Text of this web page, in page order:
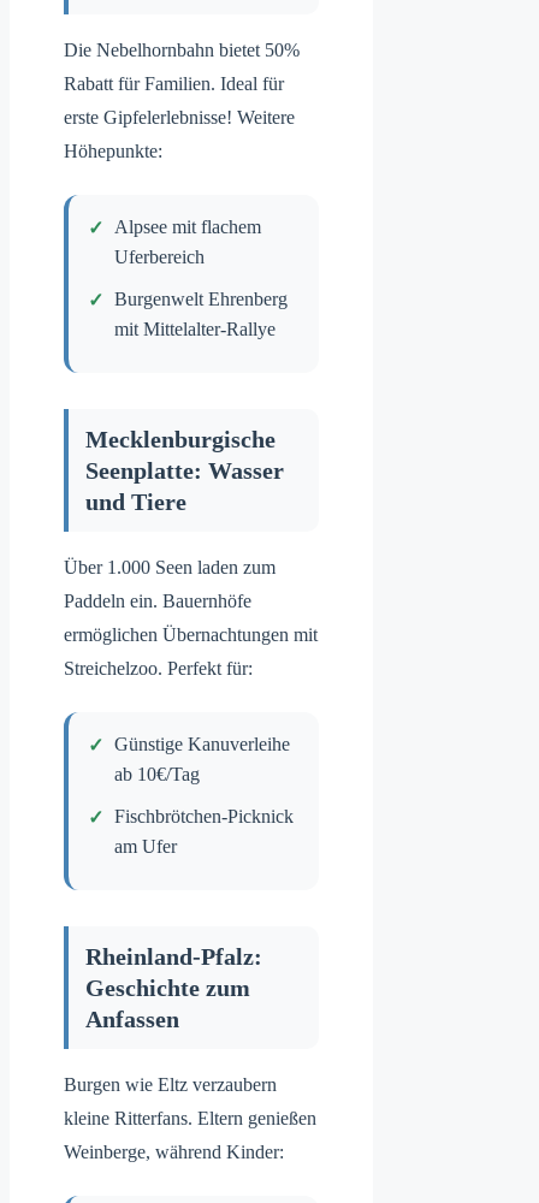
Die Nebelhornbahn bietet 50%
Rabatt für Familien. Ideal für
erste Gipfelerlebnisse! Weitere
Höhepunkte:
Alpsee mit flachem
Uferbereich
Burgenwelt Ehrenberg
mit Mittelalter-Rallye
Mecklenburgische
Seenplatte: Wasser
und Tiere
Über 1.000 Seen laden zum
Paddeln ein. Bauernhöfe
ermöglichen Übernachtungen mit
Streichelzoo. Perfekt für:
Günstige Kanuverleihe
ab 10€/Tag
Fischbrötchen-Picknick
am Ufer
Rheinland-Pfalz:
Geschichte zum
Anfassen
Burgen wie Eltz verzaubern
kleine Ritterfans. Eltern genießen
Weinberge, während Kinder: